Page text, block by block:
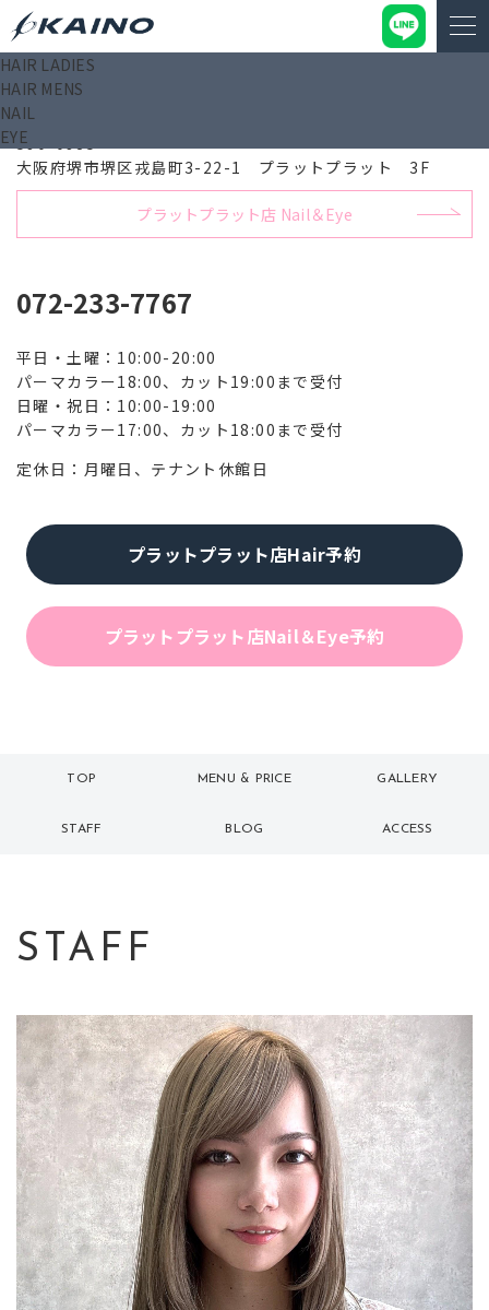
HAIR LADIES
HAIR MENS
NAIL
EYE
プラットプラット店 Hair
590-0985
大阪府堺市堺区戎島町3-22-1 プラットプラット 3F
プラットプラット店 Nail＆Eye
072-233-7767
平日・土曜：10:00-20:00
パーマカラー18:00、カット19:00まで受付
日曜・祝日：10:00-19:00
パーマカラー17:00、カット18:00まで受付
定休日：月曜日、テナント休館日
プラットプラット店Hair予約
プラットプラット店Nail＆Eye予約
TOP
トップ
MENU & PRICE
メニュー
GALLERY
ギャラリー
STAFF BLOG ACCESS
STAFF